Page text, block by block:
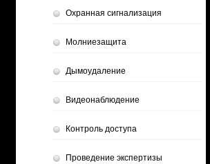
Охранная сигнализация
Молниезащита
Дымоудаление
Видеонаблюдение
Контроль доступа
Проведение экспертизы